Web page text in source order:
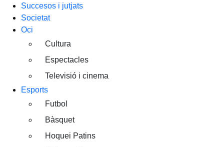
Succesos i jutjats
Societat
Oci
Cultura
Espectacles
Televisió i cinema
Esports
Futbol
Bàsquet
Hoquei Patins